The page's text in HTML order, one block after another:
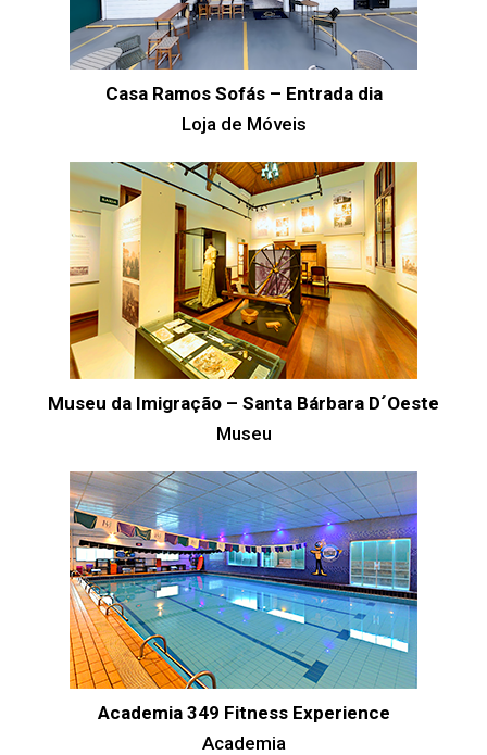
Casa Ramos Sofás – Entrada dia
Loja de Móveis
Museu da Imigração – Santa Bárbara D´Oeste
Museu
Academia 349 Fitness Experience
Academia